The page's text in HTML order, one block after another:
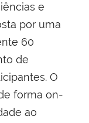
e
por uma
60
de
O
forma on-
ao